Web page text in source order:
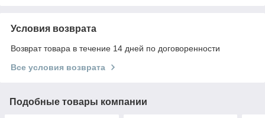
Условия возврата
Возврат товара в течение 14 дней по договоренности
Все условия возврата
Подобные товары компании